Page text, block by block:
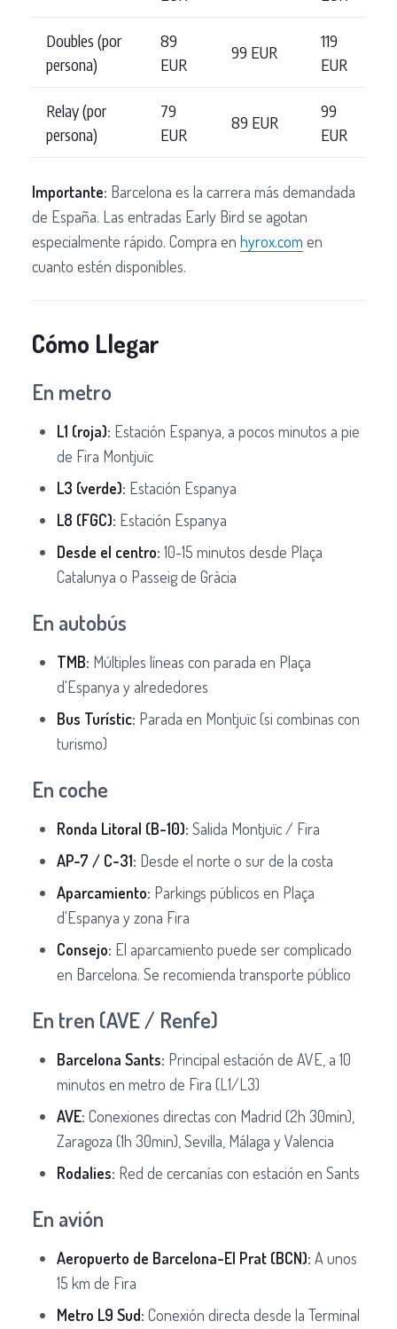
Doubles (por
persona)
89
EUR
99 EUR
119
EUR
Relay (por
persona)
79
EUR
89 EUR
99
EUR
Importante: Barcelona es la carrera más demandada
de España. Las entradas Early Bird se agotan
especialmente rápido. Compra en hyrox.com en
cuanto estén disponibles.
Cómo Llegar
En metro
L1 (roja): Estación Espanya, a pocos minutos a pie
de Fira Montjuïc
L3 (verde): Estación Espanya
L8 (FGC): Estación Espanya
Desde el centro: 10-15 minutos desde Plaça
Catalunya o Passeig de Gràcia
En autobús
TMB: Múltiples líneas con parada en Plaça
d'Espanya y alrededores
Bus Turístic: Parada en Montjuïc (si combinas con
turismo)
En coche
Ronda Litoral (B-10): Salida Montjuïc / Fira
AP-7 / C-31: Desde el norte o sur de la costa
Aparcamiento: Parkings públicos en Plaça
d'Espanya y zona Fira
Consejo: El aparcamiento puede ser complicado
en Barcelona. Se recomienda transporte público
En tren (AVE / Renfe)
Barcelona Sants: Principal estación de AVE, a 10
minutos en metro de Fira (L1/L3)
AVE: Conexiones directas con Madrid (2h 30min),
Zaragoza (1h 30min), Sevilla, Málaga y Valencia
Rodalies: Red de cercanías con estación en Sants
En avión
Aeropuerto de Barcelona-El Prat (BCN): A unos
15 km de Fira
Metro L9 Sud: Conexión directa desde la Terminal